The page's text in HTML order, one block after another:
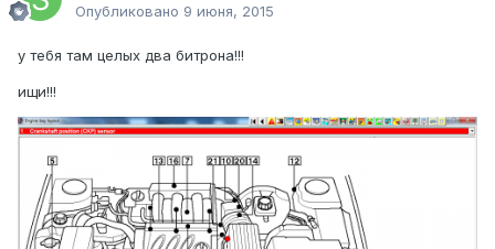
Опубликовано 9 июня, 2015
у тебя там целых два битрона!!!
ищи!!!